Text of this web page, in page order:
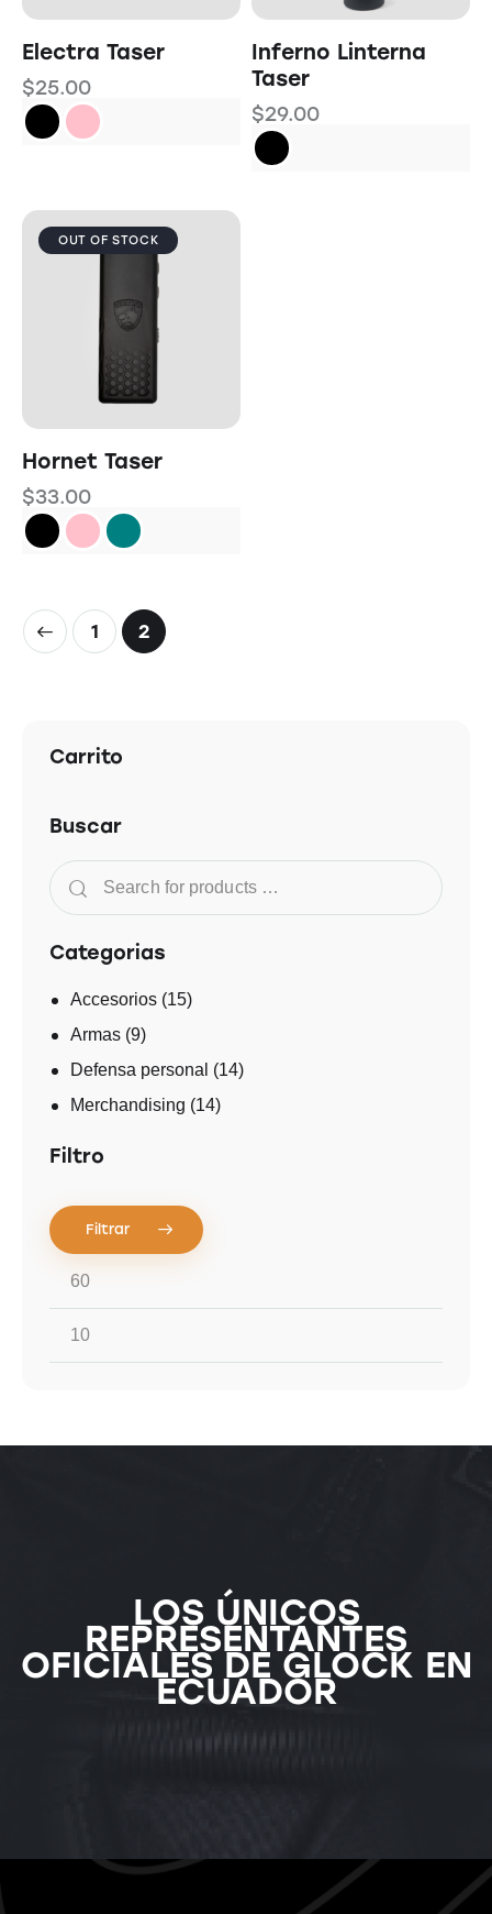
Electra Taser
$25.00
Inferno Linterna
Taser
$29.00
OUT OF STOCK
Hornet Taser
$33.00
1 2
Carrito
Buscar
Categorias
Accesorios (15)
Armas (9)
Defensa personal (14)
Merchandising (14)
Filtro
Filtrar
LOS ÚNICOS
REPRESENTANTES
OFICIALES DE GLOCK EN
ECUADOR